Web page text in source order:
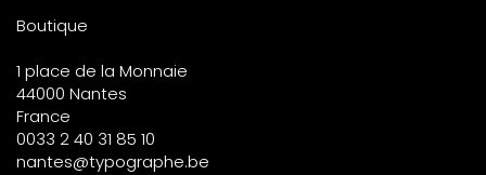
Boutique
1 place de la Monnaie
44000 Nantes
France
0033 2 40 31 85 10
nantes@typographe.be